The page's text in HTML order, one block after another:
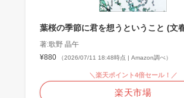
葉桜の季節に君を想うということ (文
著:歌野 晶午
¥880
（2026/07/11 18:48時点 | Amazon調べ）
＼楽天ポイント4倍セール！／
楽天市場